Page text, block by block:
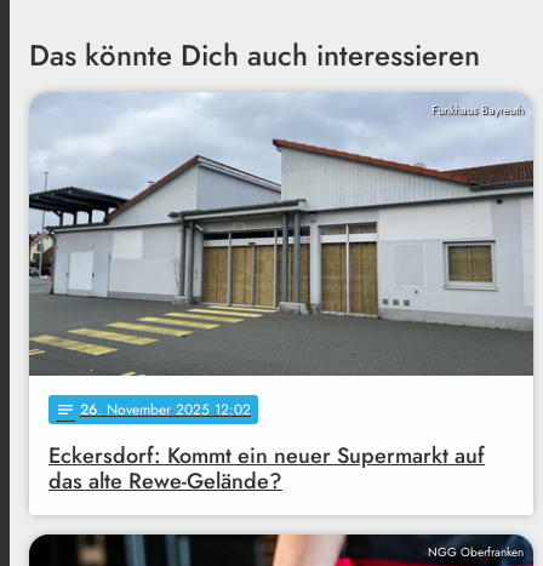
Das könnte Dich auch interessieren
Funkhaus Bayreuth
notes 26. November 2025 12:02
Eckersdorf: Kommt ein neuer Supermarkt auf
das alte Rewe-Gelände?
NGG Oberfranken